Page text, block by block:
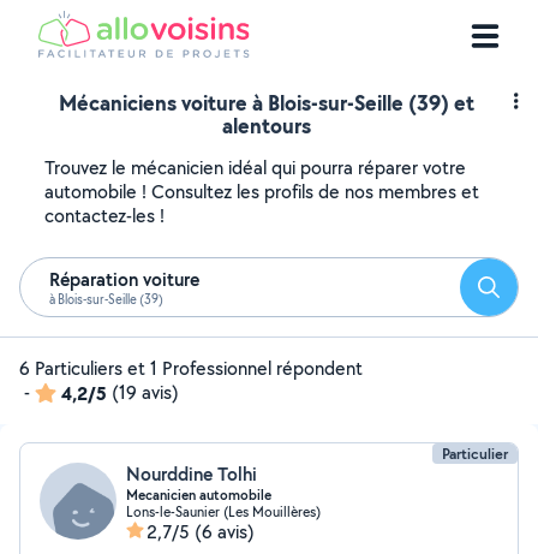
Mécaniciens voiture à Blois-sur-Seille (39) et
alentours
Trouvez le mécanicien idéal qui pourra réparer votre
automobile ! Consultez les profils de nos membres et
contactez-les !
Réparation voiture
à Blois-sur-Seille (39)
6 Particuliers et 1 Professionnel répondent
-
4,2/5 (19 avis)
Particulier
Nourddine Tolhi
Mecanicien automobile
Lons-le-Saunier (Les Mouillères)
2,7/5 (6 avis)